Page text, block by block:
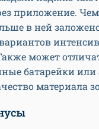
приложение.
в ней
может
батарейки или
материала